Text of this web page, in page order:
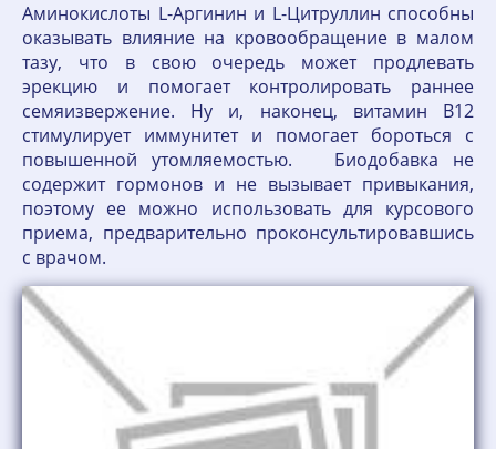
Аминокислоты L-Аргинин и L-Цитруллин способны
оказывать влияние на кровообращение в малом
тазу, что в свою очередь может продлевать
эрекцию и помогает контролировать раннее
семяизвержение. Ну и, наконец, витамин В12
стимулирует иммунитет и помогает бороться с
повышенной утомляемостью. Биодобавка не
содержит гормонов и не вызывает привыкания,
поэтому ее можно использовать для курсового
приема, предварительно проконсультировавшись
с врачом.